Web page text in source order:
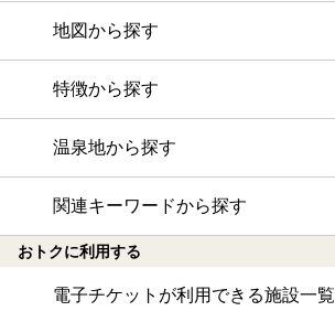
地図から探す
特徴から探す
温泉地から探す
関連キーワードから探す
おトクに利用する
電子チケットが利用できる施設一覧